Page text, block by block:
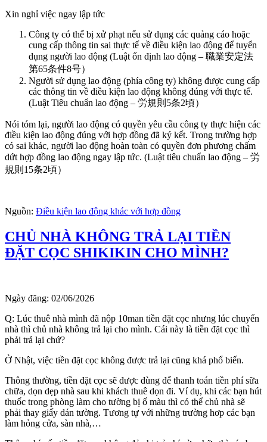
Xin nghỉ việc ngay lập tức
Công ty có thể bị xử phạt nếu sử dụng các quảng cáo hoặc
cung cấp thông tin sai thực tế về điều kiện lao động để tuyển
dụng người lao động (Luật ổn định lao động – 職業安定法
第65条件8号）
Người sử dụng lao động (phía công ty) không được cung cấp
các thông tin về điều kiện lao động không đúng với thực tế.
(Luật Tiêu chuẩn lao động – 労規則5条2頃）
Nói tóm lại, người lao động có quyền yêu cầu công ty thực hiện các
điều kiện lao động đúng với hợp đồng đã ký kết. Trong trường hợp
có sai khác, người lao động hoàn toàn có quyền đơn phương chấm
dứt hợp đồng lao động ngay lập tức. (Luật tiêu chuẩn lao động – 労
規則15条2頃）
Nguồn: Điều kiện lao động khác với hợp đồng
CHỦ NHÀ KHÔNG TRẢ LẠI TIỀN
ĐẶT CỌC SHIKIKIN CHO MÌNH?
Ngày đăng: 02/06/2026
Q: Lúc thuê nhà mình đã nộp 10man tiền đặt cọc nhưng lúc chuyển
nhà thì chủ nhà không trả lại cho mình. Cái này là tiền đặt cọc thì
phải trả lại chứ?
Ở Nhật, việc tiền đặt cọc không được trả lại cũng khá phổ biến.
Thông thường, tiền đặt cọc sẽ được dùng để thanh toán tiền phí sữa
chữa, dọn dẹp nhà sau khi khách thuê dọn đi. Ví dụ, khi các bạn hút
thuốc trong phòng làm cho tường bị ố màu thì có thể chủ nhà sẽ
phải thay giấy dán tường. Tương tự với những trường hơp các bạn
làm hỏng cửa, sàn nhà,…